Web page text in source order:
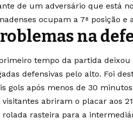
de um adversário que está
ocupam a 7ª posição e
na
tempo da partida
defensivas pelo alto. Foi
gols após menos de 30
visitantes abriram o placar aos
rolada rasteira para a